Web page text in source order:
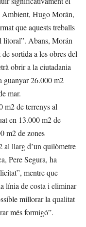
Ambient, Hugo Morán,
que aquests treballs
litoral”. Abans, Morán
sortida a les obres del
obrir a la ciutadania
guanyar 26.000 m2
mar.
m2 de terrenys al
en 13.000 m2 de
m2 de zones
al llarg d’un quilòmetre
Pere Segura, ha
mentre que
línia de costa i eliminar
millorar la qualitat
més formigó”.